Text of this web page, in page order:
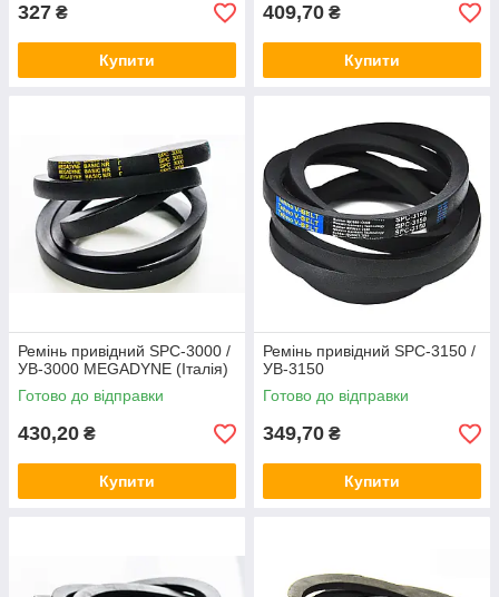
327 ₴
Купити
409,70 ₴
Купити
Ремінь привідний SPC-3000 /
УВ-3000 MEGADYNE (Італія)
Готово до відправки
430,20 ₴
Купити
Ремінь привідний SPC-3150 /
УВ-3150
Готово до відправки
349,70 ₴
Купити